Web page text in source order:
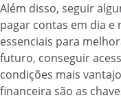
Além disso, seguir
pagar contas em dia e
essenciais para
futuro, conseguir
condições mais
financeira são as